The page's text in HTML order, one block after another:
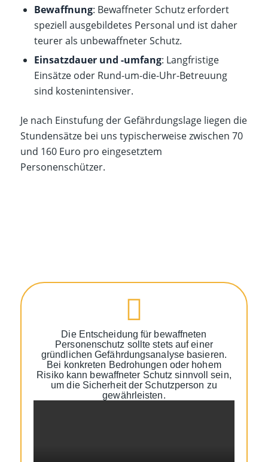
Bewaffnung: Bewaffneter Schutz erfordert
speziell ausgebildetes Personal und ist daher
teurer als unbewaffneter Schutz.​
Einsatzdauer und -umfang: Langfristige
Einsätze oder Rund-um-die-Uhr-Betreuung
sind kostenintensiver.​
Je nach Einstufung der Gefährdungslage liegen die
Stundensätze bei uns typischerweise zwischen 70
und 160 Euro pro eingesetztem
Personenschützer.
Die Entscheidung für bewaffneten
Personenschutz sollte stets auf einer
gründlichen Gefährdungsanalyse basieren.
Bei konkreten Bedrohungen oder hohem
Risiko kann bewaffneter Schutz sinnvoll sein,
um die Sicherheit der Schutzperson zu
gewährleisten.